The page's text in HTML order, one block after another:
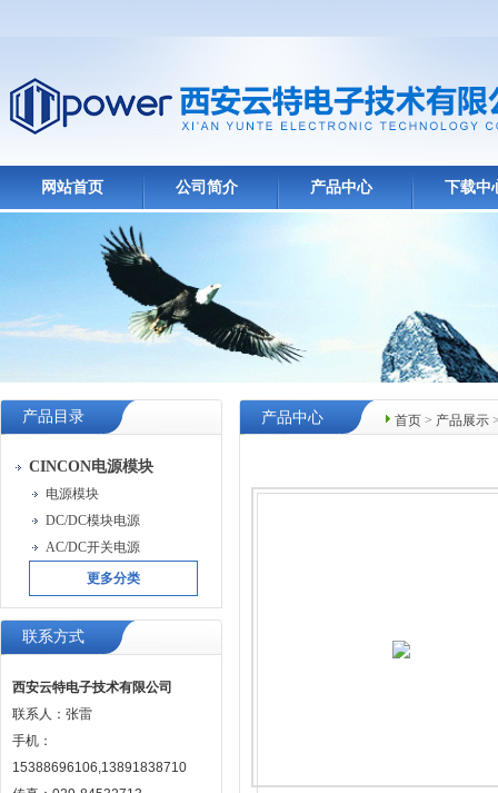
网站首页 公司简介 产品中心 下载中
产品目录
CINCON电源模块
电源模块
DC/DC模块电源
AC/DC开关电源
更多分类
联系方式
西安云特电子技术有限公司
联系人：张雷
手机：
15388696106,13891838710
首页 > 产品展示
产品中心